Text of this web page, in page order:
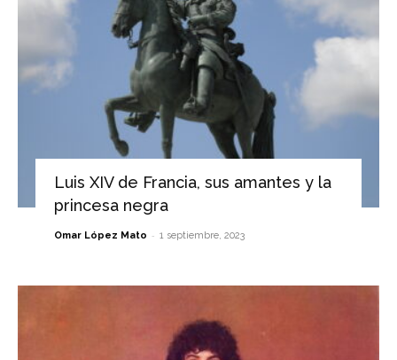
Luis XIV de Francia, sus amantes y la
princesa negra
Omar López Mato - 1 septiembre, 2023